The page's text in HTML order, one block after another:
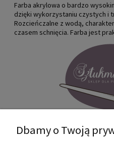
Farba akrylowa o bardzo
dzięki wykorzystaniu czystych i
Rozcieńczalne z wodą,
czasem schnięcia. Farba jest
Dbamy o Twoją